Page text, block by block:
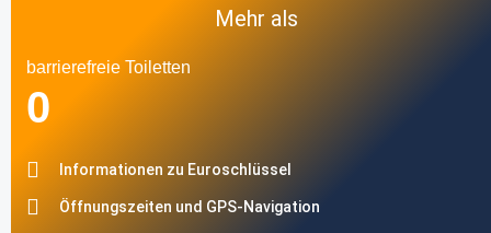
Mehr als
barrierefreie Toiletten
0
Informationen zu Euroschlüssel
Öffnungszeiten und GPS-Navigation